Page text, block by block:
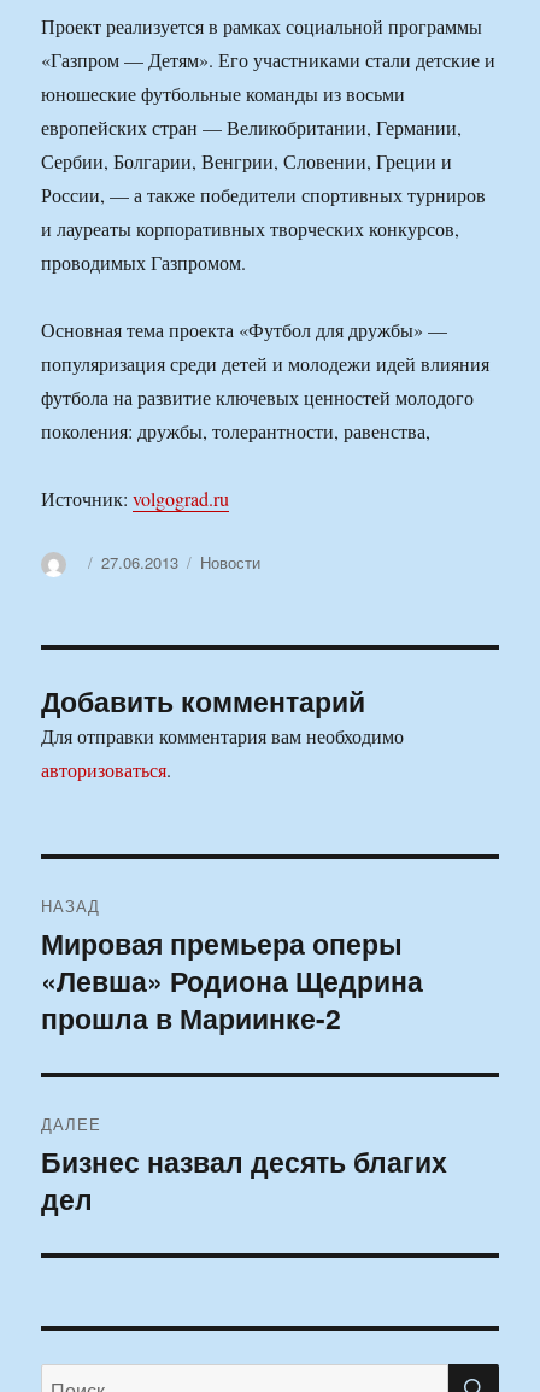
Проект реализуется в рамках социальной программы
«Газпром — Детям». Его участниками стали детские и
юношеские футбольные команды из восьми
европейских стран — Великобритании, Германии,
Сербии, Болгарии, Венгрии, Словении, Греции и
России, — а также победители спортивных турниров
и лауреаты корпоративных творческих конкурсов,
проводимых Газпромом.
Основная тема проекта «Футбол для дружбы» —
популяризация среди детей и молодежи идей влияния
футбола на развитие ключевых ценностей молодого
поколения: дружбы, толерантности, равенства,
Источник:volgograd.ru
АвторОпубликовано
27.06.2013 Рубрики
Новости
Добавить комментарий
Для отправки комментария вам необходимо
авторизоваться.
по
записям
НАЗАД
Предыдущая
запись:
Мировая премьера оперы
«Левша» Родиона Щедрина
прошла в Мариинке-2
ДАЛЕЕ
Следующая
запись:
Бизнес назвал десять благих
дел
Искать: